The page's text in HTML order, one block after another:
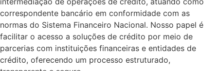
correspondente bancário em conformidade com as
normas do Sistema Financeiro Nacional. Nosso papel é
facilitar o acesso a soluções de crédito por meio de
parcerias com instituições financeiras e entidades de
crédito, oferecendo um processo estruturado,